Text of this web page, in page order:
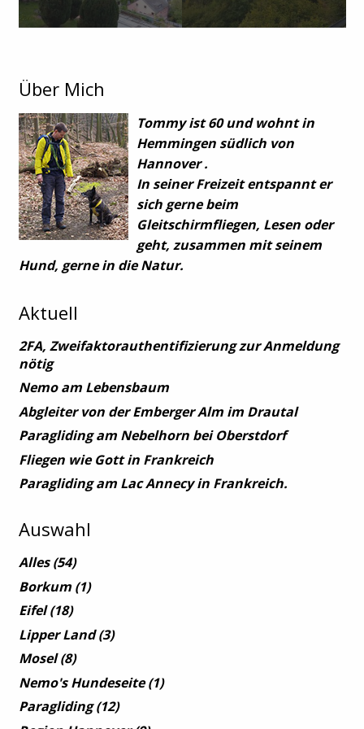
Über Mich
Tommy ist 60 und wohnt in
Hemmingen südlich von
Hannover .
In seiner Freizeit entspannt er
sich gerne beim
Gleitschirmfliegen, Lesen oder
geht, zusammen mit seinem
Hund, gerne in die Natur.
Aktuell
2FA, Zweifaktorauthentifizierung zur Anmeldung
nötig
Nemo am Lebensbaum
Abgleiter von der Emberger Alm im Drautal
Paragliding am Nebelhorn bei Oberstdorf
Fliegen wie Gott in Frankreich
Paragliding am Lac Annecy in Frankreich.
Auswahl
Alles(54)
Borkum(1)
Eifel(18)
Lipper Land(3)
Mosel(8)
Nemo's Hundeseite(1)
Paragliding(12)